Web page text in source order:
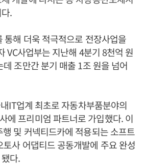
.
통해 더욱 적극적으로 전장사업을
VC사업부는 지난해 4분기 8천억 원
조만간 분기 매출 1조 원을 넘어
IT업계 최초로 자동차부품분야의
에 프리미엄 파트너로 가입했다. 이
및 커넥티드카에 적용되는 소프트
사 어댑티드 공동개발에 주요 완성
다.